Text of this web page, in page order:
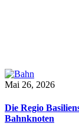
Mai 26, 2026
Die Regio
Bahnknoten